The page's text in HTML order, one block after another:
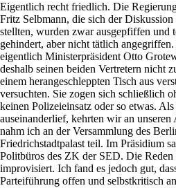
Eigentlich recht friedlich. Die
Fritz Selbmann, die sich der
stellten, wurden zwar ausgepfiffen und
gehindert, aber nicht tätlich
eigentlich Ministerpräsident Otto
deshalb seinen beiden Vertretern nicht
einem herangeschleppten Tisch aus
versuchten. Sie zogen sich schließlich
keinen Polizeieinsatz oder so etwas.
auseinanderlief, kehrten wir an
nahm ich an der Versammlung des
Friedrichstadtpalast teil. Im Präsidium
Politbüros des ZK der SED. Die
improvisiert. Ich fand es jedoch gut,
Parteiführung offen und selbstkritisch